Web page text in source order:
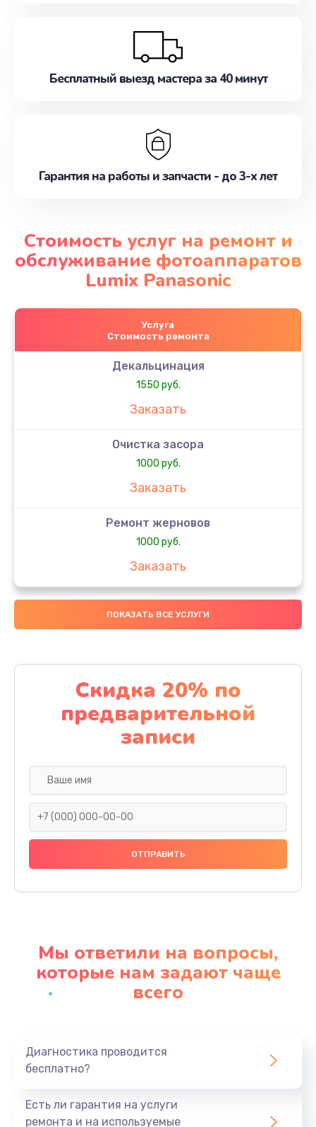
Бесплатный выезд мастера за 40 минут
Гарантия на работы и запчасти - до 3-х лет
Стоимость услуг на ремонт и
обслуживание фотоаппаратов
Lumix Panasonic
Услуга
Стоимость ремонта
Декальцинация
1550 руб.
Заказать
Очистка засора
1000 руб.
Заказать
Ремонт жерновов
1000 руб.
Заказать
Замена колец
1250 руб.
Замена скобок
1250 руб.
Заказать
Замена панелей
1250 руб.
Заказать
Замена клапана термоблока
Заказать
ПОКАЗАТЬ ВСЕ УСЛУГИ
Скидка 20% по
предварительной
записи
Мы ответили на вопросы,
которые нам задают чаще
всего
Диагностика проводится
бесплатно?
Есть ли гарантия на услуги
ремонта и на используемые